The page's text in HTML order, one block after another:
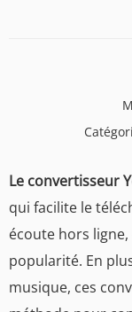
Le convertisseur
qui facilite le
écoute hors
popularité. En
musique, ces